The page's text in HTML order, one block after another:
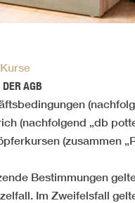
DER AGB
(nachfolgend „db
(zusammen
Bestimmungen
Im Zweifelsfall